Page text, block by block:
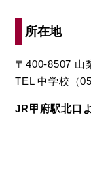
所在地
〒400-8507 山
TEL 中学校（
JR甲府駅北口